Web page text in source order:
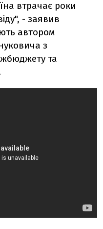
втрачає роки
- заявив
автором
з
та